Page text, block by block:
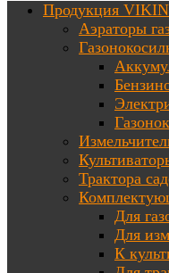
Продукция
Аэраторы
Трактора
Для
Для
К